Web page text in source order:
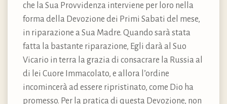
che la Sua Provvidenza interviene per loro nella
forma della Devozione dei Primi Sabati del mese,
in riparazione a Sua Madre. Quando sarà stata
fatta la bastante riparazione, Egli darà al Suo
Vicario in terra la grazia di consacrare la Russia al
di lei Cuore Immacolato, e allora l’ordine
incomincerà ad essere ripristinato, come Dio ha
promesso. Per la pratica di questa Devozione, non